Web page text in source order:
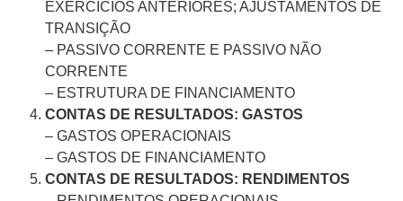
EXERCÍCIOS ANTERIORES; AJUSTAMENTOS DE
TRANSIÇÃO
– PASSIVO CORRENTE E PASSIVO NÃO
CORRENTE
– ESTRUTURA DE FINANCIAMENTO
CONTAS DE RESULTADOS: GASTOS
– GASTOS OPERACIONAIS
– GASTOS DE FINANCIAMENTO
CONTAS DE RESULTADOS: RENDIMENTOS